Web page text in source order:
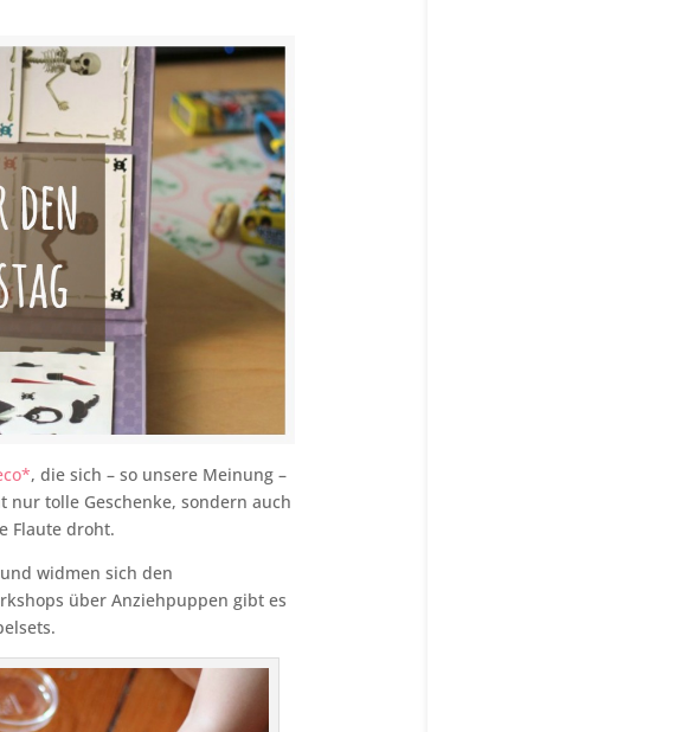
, die sich – so unsere Meinung –
tolle Geschenke, sondern auch
Flaute droht.
widmen sich den
über Anziehpuppen gibt es